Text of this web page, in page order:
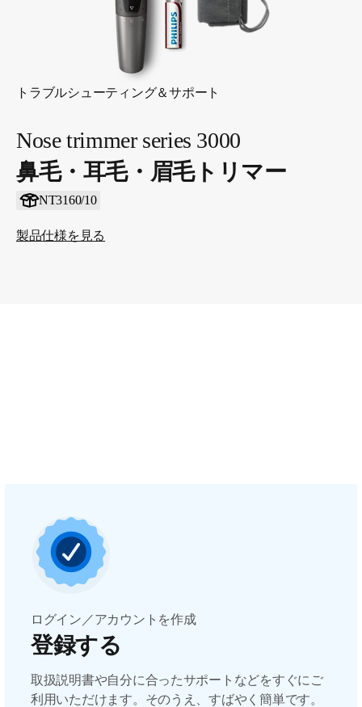
トラブルシューティング＆サポート
Nose trimmer series 3000
鼻毛・耳毛・眉毛トリマー
NT3160/10
製品仕様を見る
ログイン／アカウントを作成
登録する
取扱説明書や自分に合ったサポートなどをすぐにご
利用いただけます。そのうえ、すばやく簡単です。